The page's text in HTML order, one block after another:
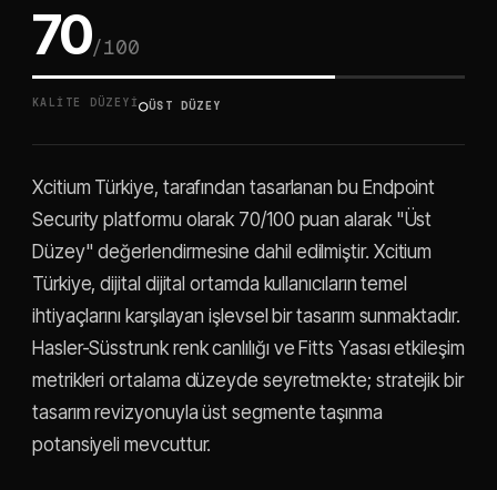
70/100
KALITE DÜZEYI○ÜST DÜZEY
Xcitium Türkiye, tarafından tasarlanan bu Endpoint
Security platformu olarak 70/100 puan alarak "Üst
Düzey" değerlendirmesine dahil edilmiştir. Xcitium
Türkiye, dijital dijital ortamda kullanıcıların temel
ihtiyaçlarını karşılayan işlevsel bir tasarım sunmaktadır.
Hasler-Süsstrunk renk canlılığı ve Fitts Yasası etkileşim
metrikleri ortalama düzeyde seyretmekte; stratejik bir
tasarım revizyonuyla üst segmente taşınma
potansiyeli mevcuttur.